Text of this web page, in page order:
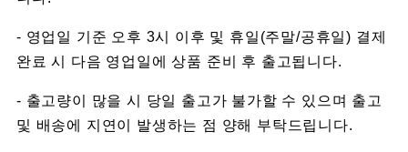
- 영업일 기준 오후 3시 이후 및 휴일(주말/공휴일) 결제
완료 시 다음 영업일에 상품 준비 후 출고됩니다.
- 출고량이 많을 시 당일 출고가 불가할 수 있으며 출고
및 배송에 지연이 발생하는 점 양해 부탁드립니다.